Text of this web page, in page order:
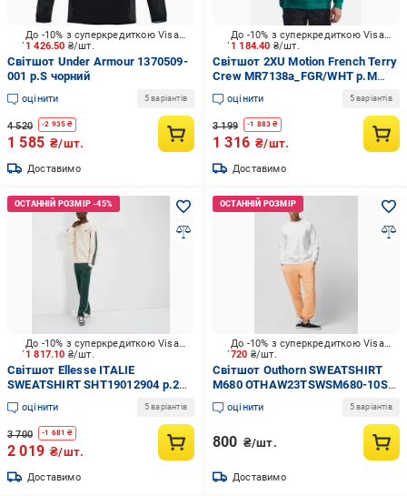
1 426.50 ₴/шт.
До -10% з суперкредиткою Visa Вигода
Світшот Under Armour 1370509-
001 р.S чорний
оцінити 5 варіантів
4 520 -2 935 ₴
1 585 ₴/шт.
Доставимо
1 184.40 ₴/шт.
До -10% з суперкредиткою Visa Вигода
Світшот 2XU Motion French Terry
Crew MR7138a_FGR/WHT р.M
зелений
оцінити 5 варіантів
3 199 -1 883 ₴
1 316 ₴/шт.
Доставимо
1 817.10 ₴/шт.
До -10% з суперкредиткою Visa Вигода
Світшот Ellesse ITALIE
SWEATSHIRT SHT19012904 р.2XL
бежевий
оцінити 5 варіантів
3 700 -1 681 ₴
2 019 ₴/шт.
Доставимо
720 ₴/шт.
До -10% з суперкредиткою Visa Вигода
Світшот Outhorn SWEATSHIRT
M680 OTHAW23TSWSM680-10S
р.XL білий
оцінити 5 варіантів
800 ₴/шт.
Доставимо